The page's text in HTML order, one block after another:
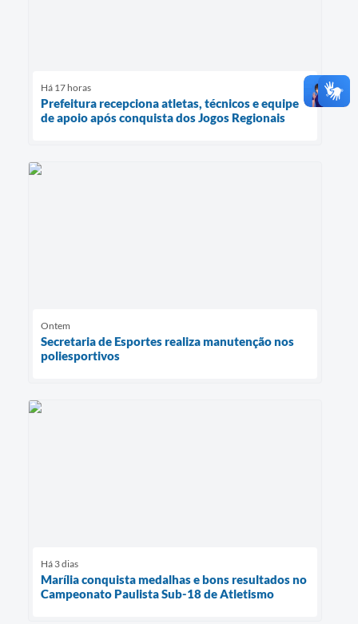
Há 17 horas
Prefeitura recepciona atletas, técnicos e equipe
de apoio após conquista dos Jogos Regionais
Ontem
Secretaria de Esportes realiza manutenção nos
poliesportivos
Há 3 dias
Marília conquista medalhas e bons resultados no
Campeonato Paulista Sub-18 de Atletismo